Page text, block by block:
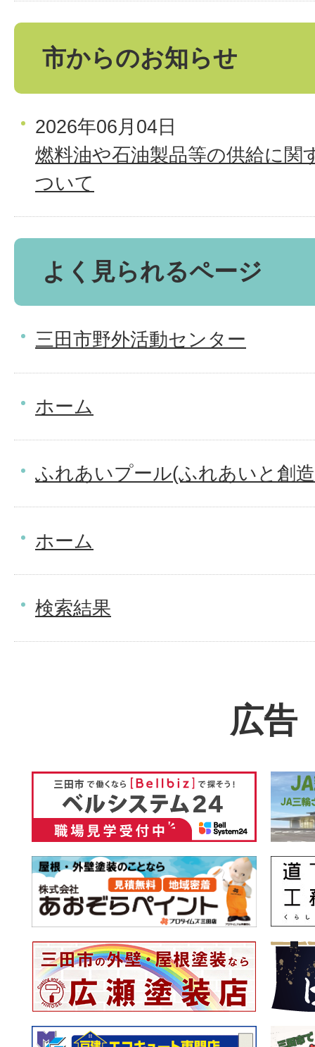
市からのお知らせ
2026年06月04日
燃料油や石油製品等の供給に関
ついて
よく見られるページ
三田市野外活動センター
ホーム
ふれあいプール(ふれあいと創
ホーム
検索結果
広告